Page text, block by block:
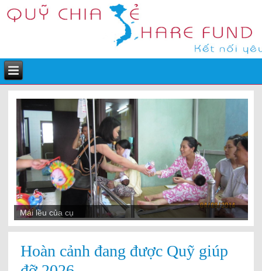
Mái lều của cụ
Hoàn cảnh đang được Quỹ giúp